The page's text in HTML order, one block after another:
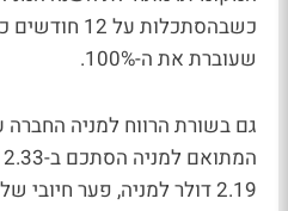
כשבהסתכלות
שעוברת את ה-100%.
גם בשורת הרווח למניה